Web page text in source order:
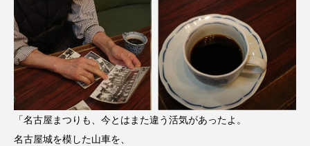
「名古屋まつりも、今とはまた違う活気があったよ。
名古屋城を模した山車を、